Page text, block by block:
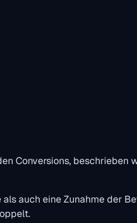
Conversions, beschrieben
auch eine Zunahme der